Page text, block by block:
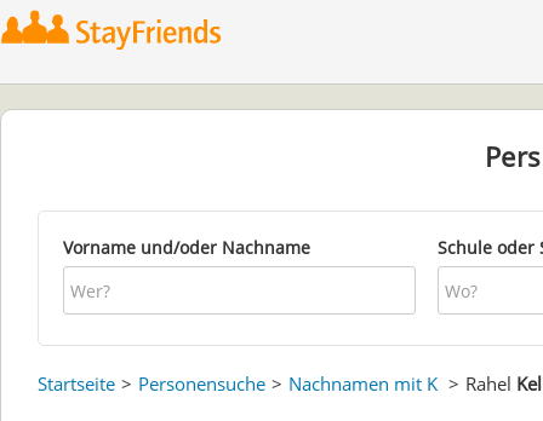
Vorname und/oder Nachname Schule oder
Startseite Personensuche Nachnamen mit K Rahel